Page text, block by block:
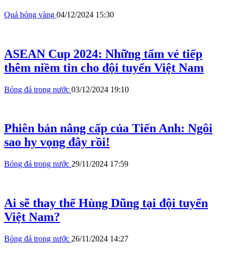
Quả bóng vàng 04/12/2024 15:30
ASEAN Cup 2024: Những tấm vé tiếp
thêm niềm tin cho đội tuyển Việt Nam
Bóng đá trong nước 03/12/2024 19:10
Phiên bản nâng cấp của Tiến Anh: Ngôi
sao hy vọng đây rồi!
Bóng đá trong nước 29/11/2024 17:59
Ai sẽ thay thế Hùng Dũng tại đội tuyển
Việt Nam?
Bóng đá trong nước 26/11/2024 14:27